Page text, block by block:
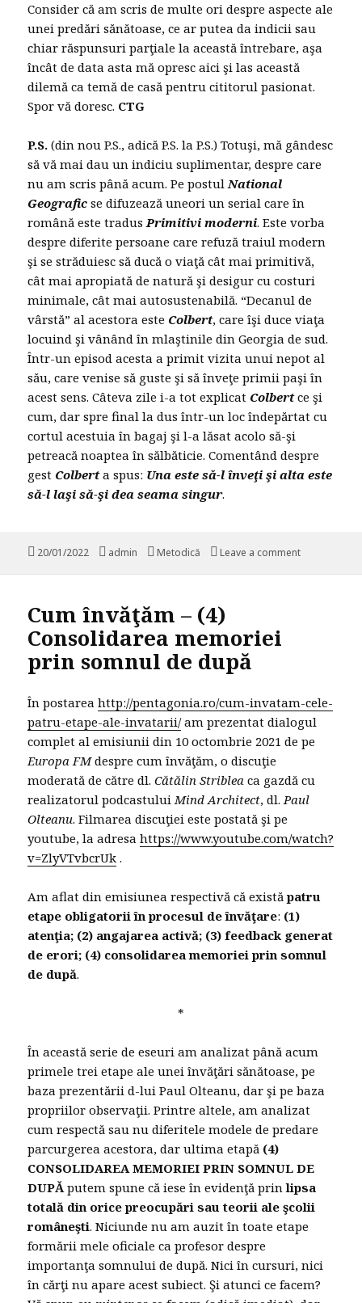
Consider că am scris de multe ori despre aspecte ale
unei predări sănătoase, ce ar putea da indicii sau
chiar răspunsuri parţiale la această întrebare, aşa
încât de data asta mă opresc aici şi las această
dilemă ca temă de casă pentru cititorul pasionat.
Spor vă doresc. CTG
P.S.(din nou P.S., adică P.S. la P.S.) Totuşi, mă gândesc
să vă mai dau un indiciu suplimentar, despre care
nu am scris până acum. Pe postulNational
Geografic se difuzează uneori un serial care în
română este tradusPrimitivi moderni. Este vorba
despre diferite persoane care refuză traiul modern
şi se străduiesc să ducă o viaţă cât mai primitivă,
cât mai apropiată de natură şi desigur cu costuri
minimale, cât mai autosustenabilă. “Decanul de
vârstă” al acestora este Colbert, care îşi duce viaţa
locuind şi vânând în mlaştinile din Georgia de sud.
Într-un episod acesta a primit vizita unui nepot al
său, care venise să guste şi să înveţe primii paşi în
acest sens. Câteva zile i-a tot explicat Colbertce şi
cum, dar spre final la dus într-un loc îndepărtat cu
cortul acestuia în bagaj şi l-a lăsat acolo să-şi
petreacă noaptea în sălbăticie. Comentând despre
gest Colberta spus: Una este să-l înveţi şi alta este
să-l laşi să-şi dea seama singur.
Posted
20/01/2022 Author
admin Categories
Metodică Leave a comment
Cum învăţăm – (4)
Consolidarea memoriei
prin somnul de după
În postareahttp://pentagonia.ro/cum-invatam-cele-
patru-etape-ale-invatarii/am prezentat dialogul
complet al emisiunii din 10 octombrie 2021 de pe
Europa FMdespre cum învăţăm, o discuţie
moderată de către dl.Cătălin Striblea ca gazdă cu
realizatorul podcastului Mind Architect, dl. Paul
Olteanu. Filmarea discuţiei este postată şi pe
youtube, la adresahttps://www.youtube.com/watch?
v=ZlyVTvbcrUk .
Am aflat din emisiunea respectivă că existăpatru
etape obligatorii în procesul de învăţare: (1)
atenţia; (2) angajarea activă; (3) feedback generat
de erori; (4) consolidarea memoriei prin somnul
de după.
*
În această serie de eseuri am analizat până acum
primele trei etape ale unei învăţări sănătoase, pe
baza prezentării d-lui Paul Olteanu, dar şi pe baza
propriilor observaţii. Printre altele, am analizat
cum respectă sau nu diferitele modele de predare
parcurgerea acestora, dar ultima etapă (4)
CONSOLIDAREA MEMORIEI PRIN SOMNUL DE
DUPĂputem spune că iese în evidenţă prinlipsa
totală din orice preocupări sau teorii ale şcolii
româneşti. Niciunde nu am auzit în toate etape
formării mele oficiale ca profesor despre
importanţa somnului de după. Nici în cursuri, nici
în cărţi nu apare acest subiect. Şi atunci ce facem?